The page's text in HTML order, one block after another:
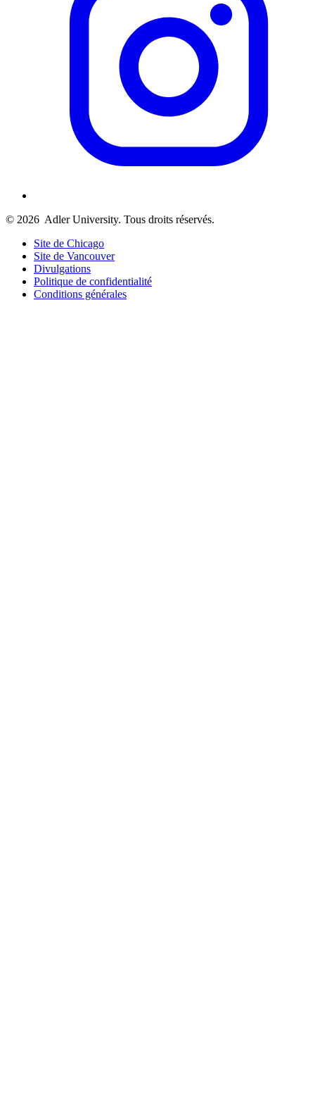
© 2026 Adler University. Tous droits réservés.
Site de Chicago
Site de Vancouver
Divulgations
Politique de confidentialité
Conditions générales